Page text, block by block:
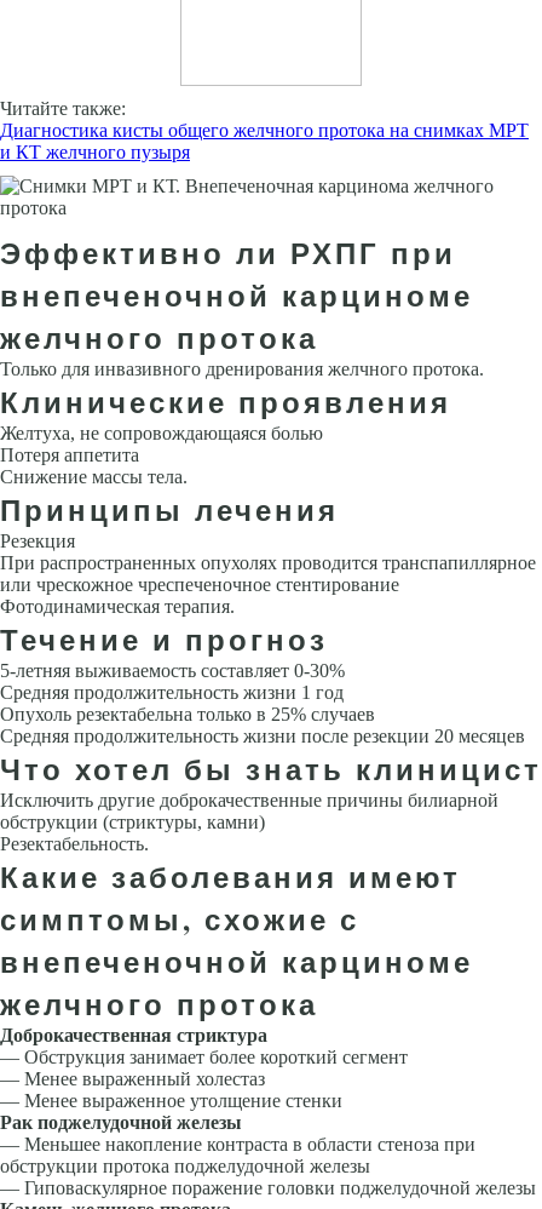
Читайте также:
Диагностика кисты общего желчного протока на снимках МРТ
и КТ желчного пузыря
Эффективно ли РХПГ при
внепеченочной карциноме
желчного протока
Только для инвазивного дренирования желчного протока.
Клинические проявления
Желтуха, не сопровождающаяся болью
Потеря аппетита
Снижение массы тела.
Принципы лечения
Резекция
При распространенных опухолях проводится транспапиллярное
или чрескожное чреспеченочное стентирование
Фотодинамическая терапия.
Течение и прогноз
5-летняя выживаемость составляет 0-30%
Средняя продолжительность жизни 1 год
Опухоль резектабельна только в 25% случаев
Средняя продолжительность жизни после резекции 20 месяцев
Что хотел бы знать клиницист
Исключить другие доброкачественные причины билиарной
обструкции (стриктуры, камни)
Резектабельность.
Какие заболевания имеют
симптомы, схожие с
внепеченочной карциноме
желчного протока
Доброкачественная стриктура
— Обструкция занимает более короткий сегмент
— Менее выраженный холестаз
— Менее выраженное утолщение стенки
Рак поджелудочной железы
— Меньшее накопление контраста в области стеноза при
обструкции протока поджелудочной железы
— Гиповаскулярное поражение головки поджелудочной железы